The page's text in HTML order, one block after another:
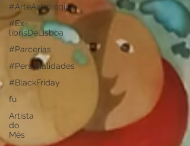
#ArteAstrológica
#Ex-
librisDeLisboa
#Parcerias
#Personalidades
#BlackFriday
fu
Artista
do
Mês